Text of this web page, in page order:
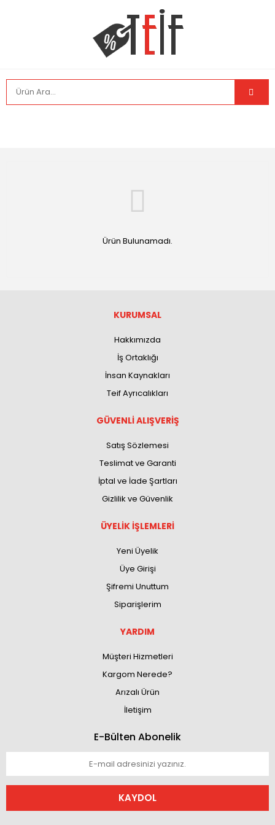
Ürün Bulunamadı.
KURUMSAL
Hakkımızda
İş Ortaklığı
İnsan Kaynakları
Teif Ayrıcalıkları
GÜVENLİ ALIŞVERİŞ
Satış Sözlemesi
Teslimat ve Garanti
İptal ve İade Şartları
Gizlilik ve Güvenlik
ÜYELİK İŞLEMLERİ
Yeni Üyelik
Üye Girişi
Şifremi Unuttum
Siparişlerim
YARDIM
Müşteri Hizmetleri
Kargom Nerede?
Arızalı Ürün
İletişim
E-Bülten Abonelik
KAYDOL